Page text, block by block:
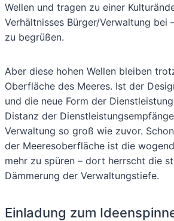
Wellen und tragen zu einer
Verhältnisses Bürger/Verwaltung bei
zu begrüßen.
Aber diese hohen Wellen bleiben
Oberfläche des Meeres. Ist der
und die neue Form der
Distanz der
Verwaltung so groß wie zuvor.
der Meeresoberfläche ist die
mehr zu spüren – dort herrscht die
Dämmerung der Verwaltungstiefe.
Einladung zum